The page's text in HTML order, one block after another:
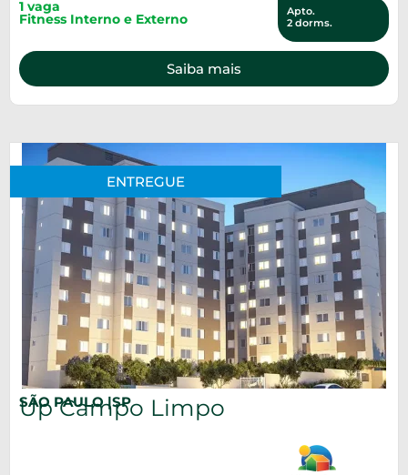
1 vaga
Fitness Interno e Externo
Apto.
2 dorms.
Saiba mais
ENTREGUE
SÃO PAULO |SP
Up Campo Limpo